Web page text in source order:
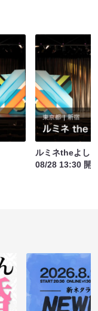
ルミネtheよし
08/28 13:30 開